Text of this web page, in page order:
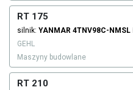
RT 175
silnik: YANMAR 4TNV98C-NMSL
GEHL
Maszyny budowlane
RT 210